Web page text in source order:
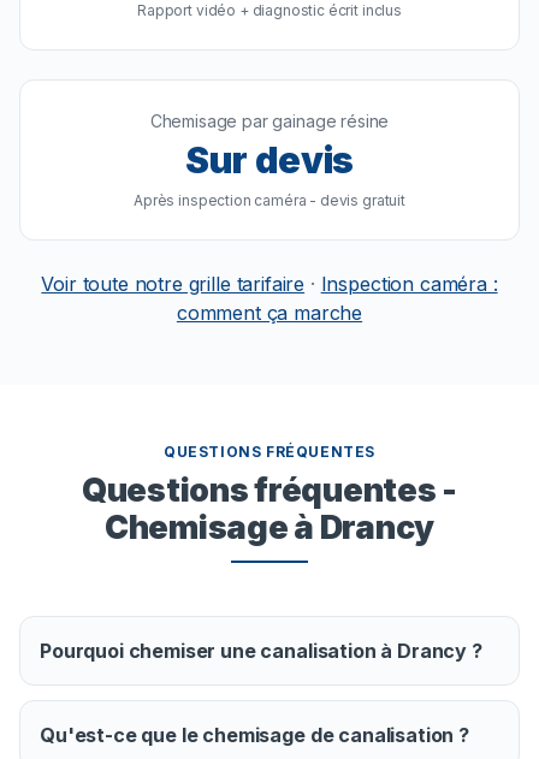
Rapport vidéo + diagnostic écrit inclus
Chemisage par gainage résine
Sur devis
Après inspection caméra - devis gratuit
Voir toute notre grille tarifaire · Inspection caméra :
comment ça marche
QUESTIONS FRÉQUENTES
Questions fréquentes -
Chemisage à Drancy
Pourquoi chemiser une canalisation à Drancy ?
Qu'est-ce que le chemisage de canalisation ?